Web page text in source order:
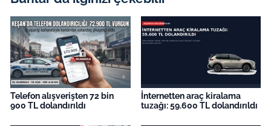
Telefon alışverişten 72 bin
900 TL dolandırıldı
İnternetten araç kiralama
tuzağı: 59.600 TL dolandırıldı